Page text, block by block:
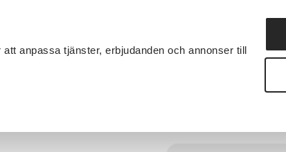
anpassa tjänster, erbjudanden och annonser till